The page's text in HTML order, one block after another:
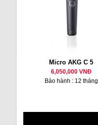
Micro AKG C 5
6,050,000 VNĐ
Bảo hành : 12 tháng